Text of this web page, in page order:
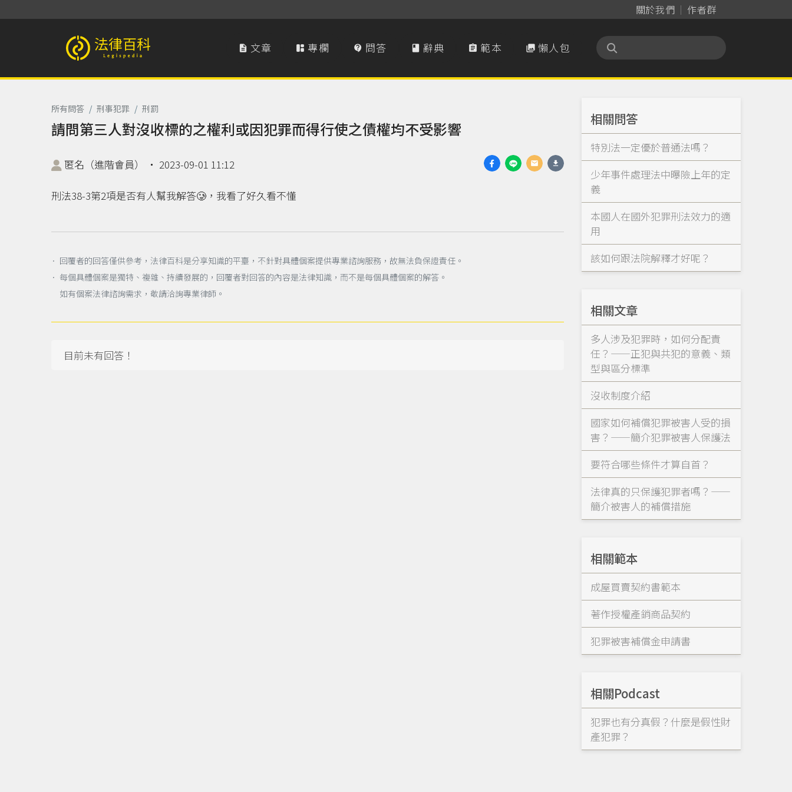
關於我們 作者群
法律百科 Legispedia  文章  專欄  問答  辭典  範本  懶人包
所有問答 / 刑事犯罪 / 刑罰
請問第三人對沒收標的之權利或因犯罪而得行使之債權均不受影響
匿名（進階會員） ‧ 2023-09-01 11:12
刑法38-3第2項是否有人幫我解答🥲，我看了好久看不懂
． 回覆者的回答僅供參考，法律百科是分享知識的平臺，不針對具體個案提供專業諮詢服務，故無法負保證責任。
． 每個具體個案是獨特、複雜、持續發展的，回覆者對回答的內容是法律知識，而不是每個具體個案的解答。
如有個案法律諮詢需求，敬請洽詢專業律師。
目前未有回答！
相關問答
特別法一定優於普通法嗎？
少年事件處理法中曝險上年的定
義
本國人在國外犯罪刑法效力的適
用
該如何跟法院解釋才好呢？
相關文章
多人涉及犯罪時，如何分配責
任？——正犯與共犯的意義、類
型與區分標準
沒收制度介紹
國家如何補償犯罪被害人受的損
害？——簡介犯罪被害人保護法
要符合哪些條件才算自首？
法律真的只保護犯罪者嗎？——
簡介被害人的補償措施
相關範本
成屋買賣契約書範本
著作授權產銷商品契約
犯罪被害補償金申請書
相關Podcast
犯罪也有分真假？什麼是假性財
產犯罪？